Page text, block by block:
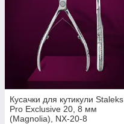
Кусачки для кутикули Staleks
Pro Exclusive 20, 8 мм
(Magnolia), NX-20-8